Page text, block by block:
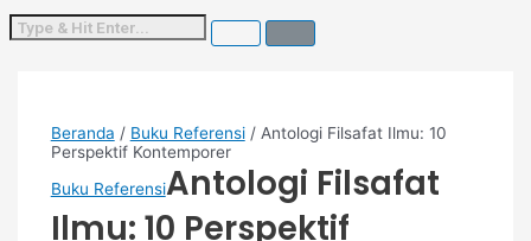
Beranda / Buku Referensi/ Antologi Filsafat Ilmu: 10
Perspektif Kontemporer
Buku ReferensiAntologi Filsafat
Ilmu: 10 Perspektif